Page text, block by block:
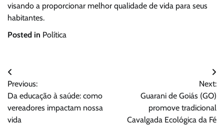
visando a proporcionar melhor qualidade de vida para seus
habitantes.
Posted in Política
Navegação
de
Post
Previous:
Da educação à saúde: como
vereadores impactam nossa
vida
Next:
Guarani de Goiás (GO)
promove tradicional
Cavalgada Ecológica da Fé